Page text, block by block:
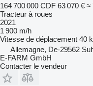
164 700 000 CDF 63 070 € ≈
Tracteur à roues
2021
1 900 m/h
Vitesse de déplacement 40
Allemagne, De-29562
E-FARM GmbH
Contacter le vendeur